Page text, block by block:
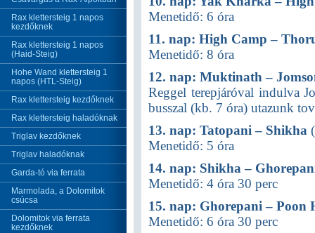
Rax klettersteig 1 napos
kezdőknek
Rax klettersteig 1 napos
(Haid-Steig)
Hohe Wand klettersteig 1
napos (HTL-Steig)
Rax klettersteig kezdőknek
Rax klettersteig haladóknak
Triglav kezdőknek
Triglav haladóknak
Garda-tó via ferrata
Marmolada, a Dolomitok
csúcsa
Dolomitok via ferrata
kezdőknek
Menetidő: 6 óra
11. nap: High Camp –
Menetidő: 8 óra
12. nap: Muktinath –
Reggel terepjáróval indulva
busszal (kb. 7 óra) utazunk
13. nap: Tatopani – Shikha
Menetidő: 5 óra
14. nap: Shikha –
Menetidő: 4 óra 30 perc
15. nap: Ghorepani – Poon
Menetidő: 6 óra 30 perc